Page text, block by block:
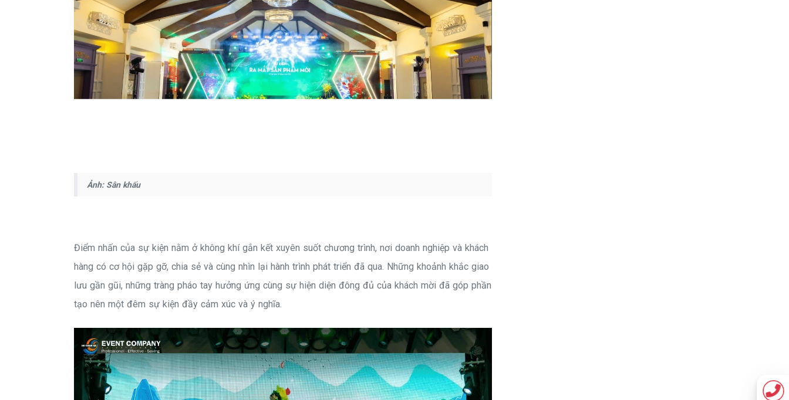
Ảnh: Sân khấu
Điểm nhấn của sự kiện nằm ở không khí gắn kết xuyên suốt chương trình, nơi doanh nghiệp và khách
hàng có cơ hội gặp gỡ, chia sẻ và cùng nhìn lại hành trình phát triển đã qua. Những khoảnh khắc giao
lưu gần gũi, những tràng pháo tay hưởng ứng cùng sự hiện diện đông đủ của khách mời đã góp phần
tạo nên một đêm sự kiện đầy cảm xúc và ý nghĩa.